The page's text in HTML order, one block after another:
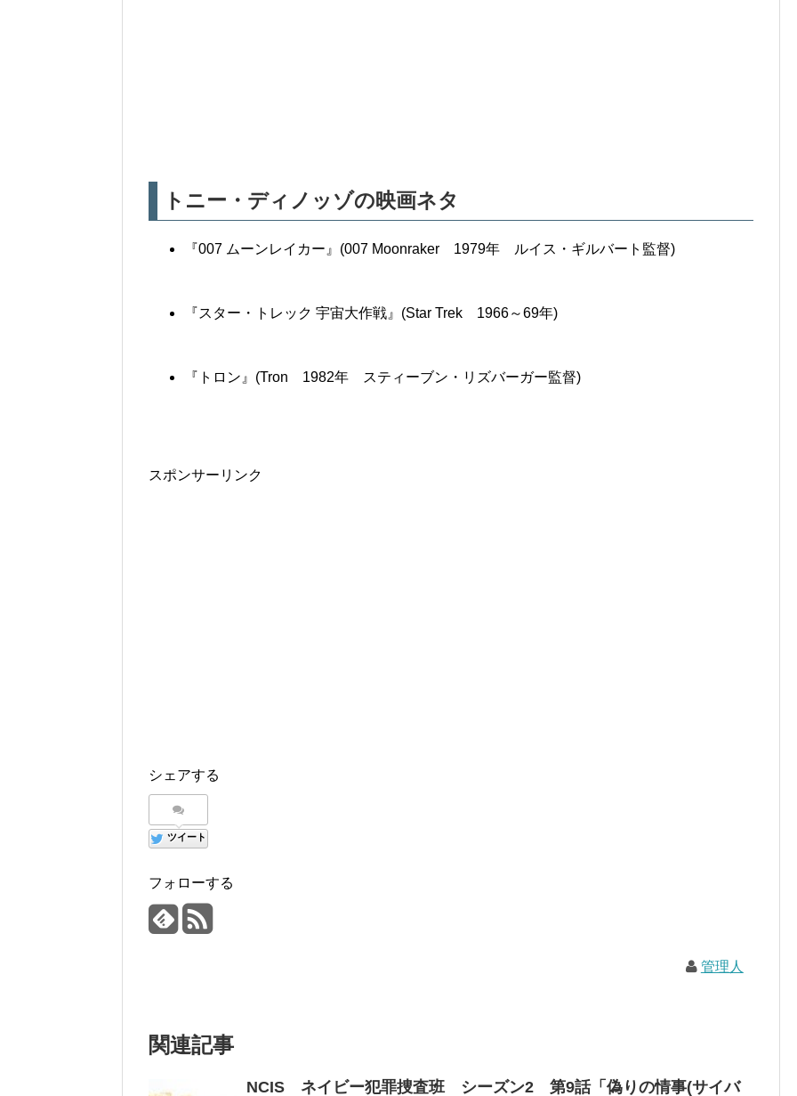
トニー・ディノッゾの映画ネタ
『007 ムーンレイカー』(007 Moonraker 1979年 ルイス・ギルバート監督)
『スター・トレック 宇宙大作戦』(Star Trek 1966～69年)
『トロン』(Tron 1982年 スティーブン・リズバーガー監督)
スポンサーリンク
シェアする
ツイート
フォローする
管理人
関連記事
NCIS ネイビー犯罪捜査班 シーズン2 第9話「偽りの情事(サイバ